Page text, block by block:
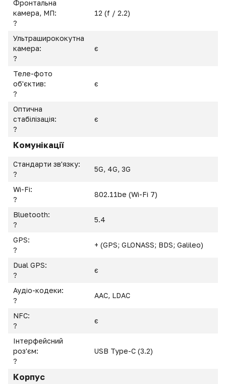
Фронтальна
камера, МП:
?
12 (f / 2.2)
Ультраширококутна
камера:
?
є
Теле-фото
об'єктив:
?
є
Оптична
стабілізація:
?
є
Комунікації
Стандарти зв'язку:
?
5G, 4G, 3G
Wi-Fi:
?
802.11be (Wi-Fi 7)
Bluetooth:
?
5.4
GPS:
?
+ (GPS; GLONASS; BDS; Galileo)
Dual GPS:
?
є
Аудіо-кодеки:
?
AAC, LDAC
NFC:
?
є
Інтерфейсний
роз'єм:
?
USB Type-C (3.2)
Корпус